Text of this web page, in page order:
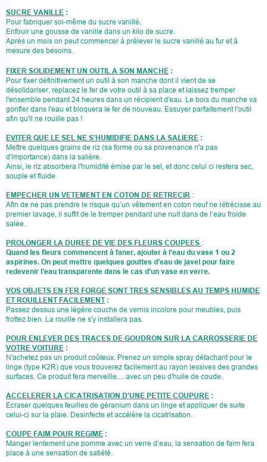
SUCRE VANILLE :
Pour fabriquer soi-même du sucre vanillé.
Enfouir une gousse de vanille dans un kilo de sucre.
Après un mois on peut commencer à prélever le sucre vanillé au fur et à
mesure des besoins.
FIXER SOLIDEMENT UN OUTIL A SON MANCHE :
Pour fixer définitivement un outil à son manche dont il vient de se
désolidariser, replacez le fer de votre outil à sa place et laissez tremper
l'ensemble pendant 24 heures dans un récipient d'eau. Le bois du manche va
gonfler dans l'eau et bloquera le fer de nouveau. Essuyer parfaitement l'outil
afin qu'il ne rouille pas !
EVITER QUE LE SEL NE S'HUMIDIFIE DANS LA SALIERE :
Mettre quelques grains de riz (sa forme ou sa provenance n'a pas
d'importance) dans la salière.
Ainsi, le riz absorbera l'humidité émise par le sel, et donc celui ci restera sec,
souple et fluide
EMPECHER UN VETEMENT EN COTON DE RETRECIR :
Afin de ne pas prendre le risque qu’un vêtement en coton neuf ne rétrécisse au
premier lavage, il suffit de le tremper pendant une nuit dans de l’eau froide
salée.
PROLONGER LA DUREE DE VIE DES FLEURS COUPEES :
Quand les fleurs commencent à faner, ajouter à l’eau du vase 1 ou 2
aspirines. On peut mettre quelques gouttes d’eau de javel pour faire
redevenir l’eau transparente dans le cas d’un vase en verre.
VOS OBJETS EN FER FORGE SONT TRES SENSIBLES AU TEMPS HUMIDE
ET ROUILLENT FACILEMENT :
Passez dessus une légère couche de vernis incolore pour meubles, puis
frottez bien. La rouille ne s'y installera pas.
POUR ENLEVER DES TRACES DE GOUDRON SUR LA CARROSSERIE DE
VOTRE VOITURE :
N'achetez pas un produit coûteux. Prenez un simple spray détachant pour le
linge (type K2R) que vous trouverez facilement au rayon lessives des grandes
surfaces. Ce produit fera merveille.... avec un peu d'huile de coude.
ACCELERER LA CICATRISATION D'UNE PETITE COUPURE :
Ecraser quelques feuilles de géranium dans un linge et appliquer de suite
celui-ci sur la plaie. Desinfecte et accélère la cicatrisation.
COUPE FAIM POUR REGIME :
Manger lentement une pomme avec un verre d’eau, la sensation de faim fera
place à une sensation de satiété.